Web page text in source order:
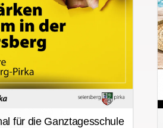
für die Ganztagesschule